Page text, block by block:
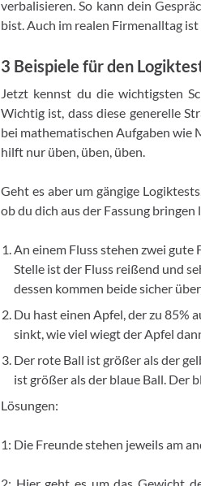
verbalisieren. So kann dein
bist. Auch im realen Firmenalltag
3 Beispiele für den
Jetzt kennst du die wichtigsten
Wichtig ist, dass diese generelle
bei mathematischen Aufgaben wie
hilft nur üben, üben, üben.
Geht es aber um gängige
ob du dich aus der Fassung
An einem Fluss stehen zwei gute
Stelle ist der Fluss reißend und
dessen kommen beide sicher
Du hast einen Apfel, der zu 85%
sinkt, wie viel wiegt der Apfel
Der rote Ball ist größer als der
ist größer als der blaue Ball. Der
Lösungen:
1: Die Freunde stehen jeweils am